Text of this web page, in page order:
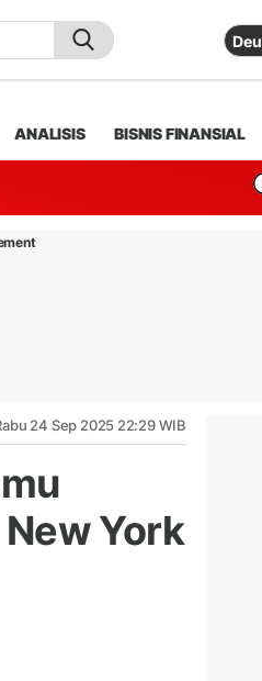
ANALISIS BISNIS FINANSIAL
24 Sep 2025 22:29 WIB
York